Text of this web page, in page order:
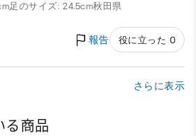
足のサイズ: 24.5cm秋田県
報告 役に立った 0
さらに表示
る商品